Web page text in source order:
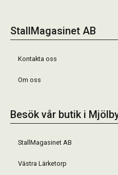
StallMagasinet AB
Kontakta oss
Om oss
Besök vår butik i
StallMagasinet AB
Västra Lärketorp